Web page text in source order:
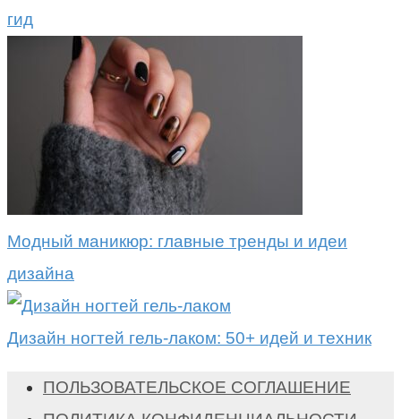
гид
Модный маникюр: главные тренды и идеи
дизайна
Дизайн ногтей гель-лаком: 50+ идей и техник
ПОЛЬЗОВАТЕЛЬСКОЕ СОГЛАШЕНИЕ